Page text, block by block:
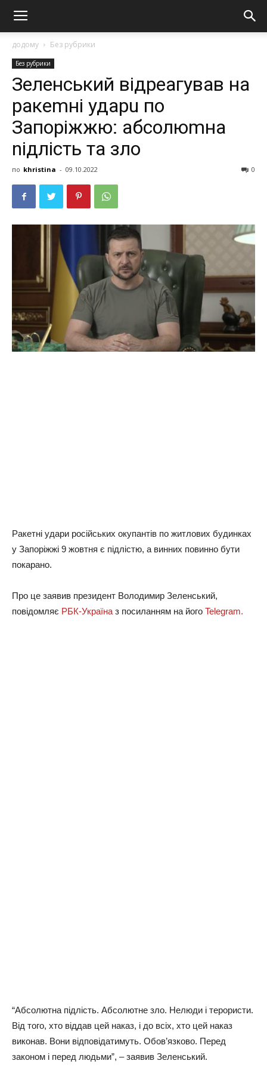
додому Без рубрики
Без рубрики
Зеленський відреагував на
ракеmні удаpu по
Запоріжжю: абсолюmна
nідлість та злo
по khristina - 09.10.2022 0
Ракетні удари російських окупантів по житлових будинках
у Запоріжжі 9 жовтня є підлістю, а винних повинно бути
покарано.
Про це заявив президент Володимир Зеленський,
повідомляє РБК-Україна з посиланням на його Telegram.
“Абсолютна підлість. Абсолютне зло. Нелюди і терористи.
Від того, хто віддав цей наказ, і до всіх, хто цей наказ
виконав. Вони відповідатимуть. Обов’язково. Перед
законом і перед людьми”, – заявив Зеленський.